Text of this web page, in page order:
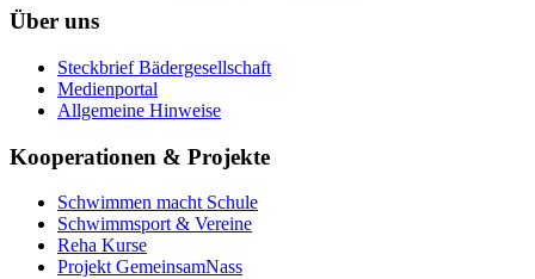
Über uns
Steckbrief Bädergesellschaft
Medienportal
Allgemeine Hinweise
Kooperationen & Projekte
Schwimmen macht Schule
Schwimmsport & Vereine
Reha Kurse
Projekt GemeinsamNass